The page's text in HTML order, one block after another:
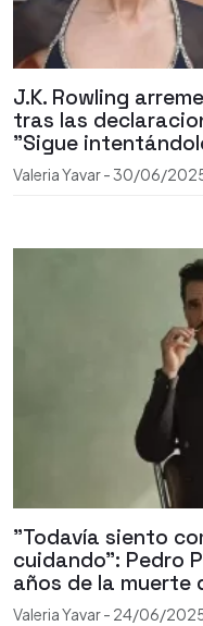
J.K. Rowling
tras las
"Sigue
Valeria Yavar-30/06/
"Todavía siento
cuidando": Pedro
años de la muerte
Valeria Yavar- 24/06/